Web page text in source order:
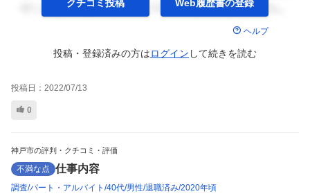
クチコミ投稿 Web履歴書の登録
ヘルプ
投稿・登録済みの方はログイン して続きを読む
投稿日： 2022/07/13
0
神戸市の評判・クチコミ・評価
不満な点 仕事内容
調査 パート・アルバイト 40代 男性 退職済み 2020年頃